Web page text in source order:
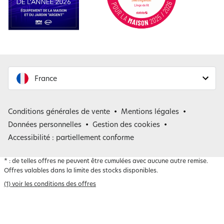
France
Belgique
Conditions générales de vente
Mentions légales
Données personnelles
Gestion des cookies
Accessibilité : partiellement conforme
* : de telles offres ne peuvent être cumulées avec aucune autre remise.
Offres valables dans la limite des stocks disponibles.
(1) voir les conditions des offres